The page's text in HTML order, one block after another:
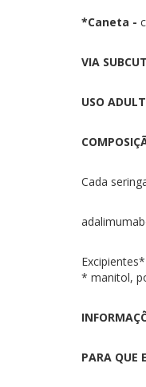
*Caneta -
VIA
USO
Cada
Excipientes*
* manitol,
PARA QUE